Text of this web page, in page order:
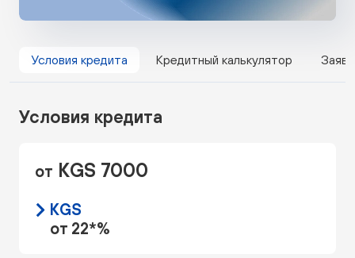
Условия кредита Кредитный калькулятор
Условия кредита
от KGS 7000
KGS
от 22*%